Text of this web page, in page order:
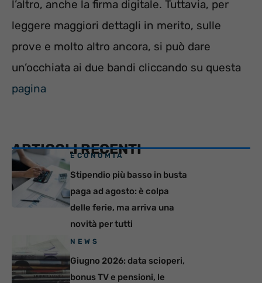
l’altro, anche la firma digitale. Tuttavia, per
leggere maggiori dettagli in merito, sulle
prove e molto altro ancora, si può dare
un’occhiata ai due bandi cliccando su questa
pagina
ARTICOLI RECENTI
ECONOMIA
Stipendio più basso in busta
paga ad agosto: è colpa
delle ferie, ma arriva una
novità per tutti
NEWS
Giugno 2026: data scioperi,
bonus TV e pensioni, le